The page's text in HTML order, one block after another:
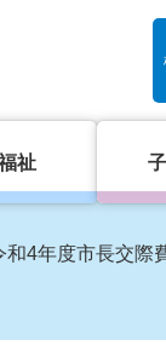
祉
和4年度市長交際